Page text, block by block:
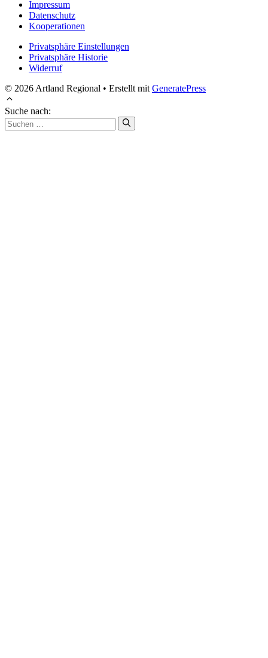
Impressum
Datenschutz
Kooperationen
Privatsphäre Einstellungen
Privatsphäre Historie
Widerruf
© 2026 Artland Regional • Erstellt mitGeneratePress
Suche nach: